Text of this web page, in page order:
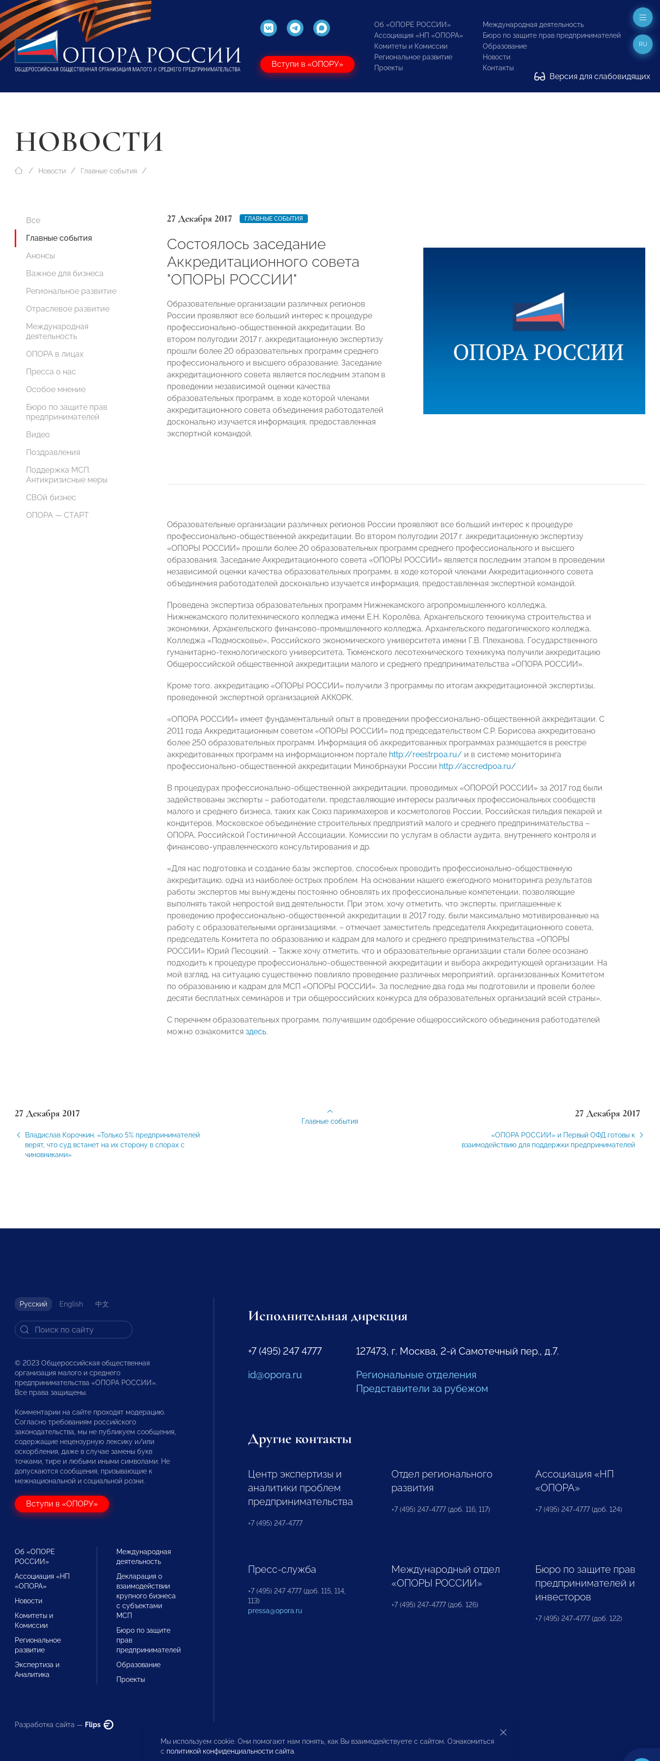
Вступи в «ОПОРУ»
Об «ОПОРЕ РОССИИ»
Ассоциация «НП «ОПОРА»
Комитеты и Комиссии
Региональное развитие
Проекты
Международная деятельность
Бюро по защите прав предпринимателей
Образование
Новости
Контакты
Версия для слабовидящих
RU
НОВОСТИ
Новости Главные события
Все
Главные события
Анонсы
Важное для бизнеса
Региональное развитие
Отраслевое развитие
Международная
деятельность
ОПОРА в лицах
Пресса о нас
Особое мнение
Бюро по защите прав
предпринимателей
Видео
Поздравления
Поддержка МСП.
Антикризисные меры
СВОй бизнес
ОПОРА — СТАРТ
27 Декабря 2017 ГЛАВНЫЕ СОБЫТИЯ
Состоялось заседание
Аккредитационного совета
"ОПОРЫ РОССИИ"
Образовательные организации различных регионов
России проявляют все больший интерес к процедуре
профессионально-общественной аккредитации. Во
втором полугодии 2017 г. аккредитационную экспертизу
прошли более 20 образовательных программ среднего
профессионального и высшего образование. Заседание
аккредитационного совета является последним этапом в
проведении независимой оценки качества
образовательных программ, в ходе которой членами
аккредитационного совета объединения работодателей
досконально изучается информация, предоставленная
экспертной командой.
Образовательные организации различных регионов России проявляют все больший интерес к процедуре
профессионально-общественной аккредитации. Во втором полугодии 2017 г. аккредитационную экспертизу
«ОПОРЫ РОССИИ» прошли более 20 образовательных программ среднего профессионального и высшего
образования. Заседание Аккредитационного совета «ОПОРЫ РОССИИ» является последним этапом в проведении
независимой оценки качества образовательных программ, в ходе которой членами Аккредитационного совета
объединения работодателей досконально изучается информация, предоставленная экспертной командой.
Проведена экспертиза образовательных программ Нижнекамского агропромышленного колледжа,
Нижнекамского политехнического колледжа имени Е.Н. Королёва, Архангельского техникума строительства и
экономики, Архангельского финансово-промышленного колледжа, Архангельского педагогического колледжа,
Колледжа «Подмосковье», Российского экономического университета имени Г.В. Плеханова, Государственного
гуманитарно-технологического университета, Тюменского лесотехнического техникума получили аккредитацию
Общероссийской общественной аккредитации малого и среднего предпринимательства «ОПОРА РОССИИ».
Кроме того, аккредитацию «ОПОРЫ РОССИИ» получили 3 программы по итогам аккредитационной экспертизы,
проведенной экспертной организацией АККОРК.
«ОПОРА РОССИИ» имеет фундаментальный опыт в проведении профессионально-общественной аккредитации. С
2011 года Аккредитационным советом «ОПОРЫ РОССИИ» под председательством С.Р. Борисова аккредитовано
более 250 образовательных программ. Информация об аккредитованных программах размещается в реестре
аккредитованных программ на информационном портале http://reestrpoa.ru/ и в системе мониторинга
профессионально-общественной аккредитации Минобрнауки России http://accredpoa.ru/
В процедурах профессионально-общественной аккредитации, проводимых «ОПОРОЙ РОССИИ» за 2017 год были
задействованы эксперты – работодатели, представляющие интересы различных профессиональных сообществ
малого и среднего бизнеса, таких как Союз парикмахеров и косметологов России, Российская гильдия пекарей и
кондитеров, Московское объединение строительных предприятий малого и среднего предпринимательства –
ОПОРА, Российской Гостиничной Ассоциации, Комиссии по услугам в области аудита, внутреннего контроля и
финансово-управленческого консультирования и др.
«Для нас подготовка и создание базы экспертов, способных проводить профессионально-общественную
аккредитацию, одна из наиболее острых проблем. На основании нашего ежегодного мониторинга результатов
работы экспертов мы вынуждены постоянно обновлять их профессиональные компетенции, позволяющие
выполнять такой непростой вид деятельности. При этом, хочу отметить, что эксперты, приглашенные к
проведению профессионально-общественной аккредитации в 2017 году, были максимально мотивированные на
работу с образовательными организациями. – отмечает заместитель председателя Аккредитационного совета,
председатель Комитета по образованию и кадрам для малого и среднего предпринимательства «ОПОРЫ
РОССИИ» Юрий Песоцкий. – Также хочу отметить, что и образовательные организации стали более осознано
подходить к процедуре профессионально-общественной аккредитации и выбора аккредитующей организации. На
мой взгляд, на ситуацию существенно повлияло проведение различных мероприятий, организованных Комитетом
по образованию и кадрам для МСП «ОПОРЫ РОССИИ». За последние два года мы подготовили и провели более
десяти бесплатных семинаров и три общероссийских конкурса для образовательных организаций всей страны».
С перечнем образовательных программ, получившим одобрение общероссийского объединения работодателей
можно ознакомится здесь.
27 Декабря 2017
Владислав Корочкин: «Только 5% предпринимателей
верят, что суд встанет на их сторону в спорах с
чиновниками»
27 Декабря 2017
«ОПОРА РОССИИ» и Первый ОФД готовы к
взаимодействию для поддержки предпринимателей
Главные события
Русский English 中文
© 2023 Общероссийская общественная
организация малого и среднего
предпринимательства «ОПОРА РОССИИ».
Все права защищены.
Комментарии на сайте проходят модерацию.
Согласно требованиям российского
законодательства, мы не публикуем сообщения,
содержащие нецензурную лексику и/или
оскорбления, даже в случае замены букв
точками, тире и любыми иными символами. Не
допускаются сообщения, призывающие к
межнациональной и социальной розни.
Вступи в «ОПОРУ»
Об «ОПОРЕ
РОССИИ»
Ассоциация «НП
«ОПОРА»
Новости
Комитеты и
Комиссии
Региональное
развитие
Экспертиза и
Аналитика
Международная
деятельность
Декларация о
взаимодействии
крупного бизнеса
с субъектами
МСП
Бюро по защите
прав
предпринимателей
Образование
Проекты
Разработка сайта — Flips
Исполнительная дирекция
+7 (495) 247 4777
id@opora.ru
127473, г. Москва, 2-й Самотечный пер., д.7.
Региональные отделения
Представители за рубежом
Другие контакты
Центр экспертизы и
аналитики проблем
предпринимательства
+7 (495) 247-4777
Отдел регионального
развития
+7 (495) 247-4777 (доб. 116, 117)
Ассоциация «НП
«ОПОРА»
+7 (495) 247-4777 (доб. 124)
Пресс-служба
+7 (495) 247 4777 (доб. 115, 114,
113)
pressa@opora.ru
Международный отдел
«ОПОРЫ РОССИИ»
+7 (495) 247-4777 (доб. 126)
Бюро по защите прав
предпринимателей и
инвесторов
+7 (495) 247-4777 (доб. 122)
Мы используем cookie. Они помогают нам понять, как Вы взаимодействуете с сайтом. Ознакомиться
с политикой конфиденциальности сайта.